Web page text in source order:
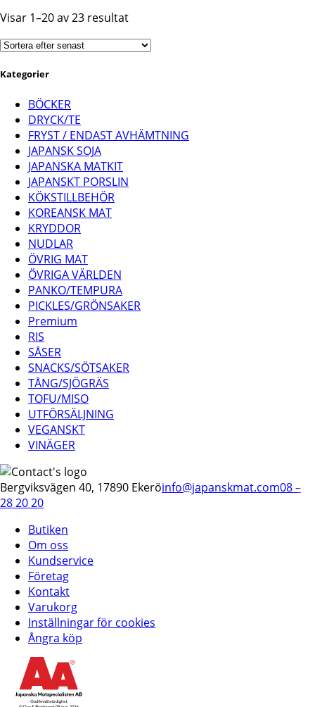
Visar 1–20 av 23 resultatSortera
senaste
Kategorier
BÖCKER
DRYCK/TE
FRYST / ENDAST AVHÄMTNING
JAPANSK SOJA
JAPANSKA MATKIT
JAPANSKT PORSLIN
KÖKSTILLBEHÖR
KOREANSK MAT
KRYDDOR
NUDLAR
ÖVRIG MAT
ÖVRIGA VÄRLDEN
PANKO/TEMPURA
PICKLES/GRÖNSAKER
Premium
RIS
SÅSER
SNACKS/SÖTSAKER
TÅNG/SJÖGRÄS
TOFU/MISO
UTFÖRSÄLJNING
VEGANSKT
VINÄGER
Bergviksvägen 40, 17890 Ekeröinfo@japanskmat.com08 –
28 20 20
Butiken
Om oss
Kundservice
Företag
Kontakt
Varukorg
Inställningar för cookies
Ångra köp